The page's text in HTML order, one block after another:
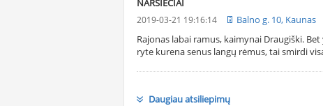
NARSIECIAI
2019-03-21 19:16:14
Balno g. 10, Kaunas
Rajonas labai ramus, kaimynai Draugiški.
ryte kurena senus langų rėmus, tai smirdi
Daugiau atsiliepimų